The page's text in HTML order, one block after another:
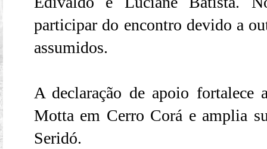
participar do encontro devido a
assumidos.
A declaração de apoio fortalece
Motta em Cerro Corá e amplia
Seridó.